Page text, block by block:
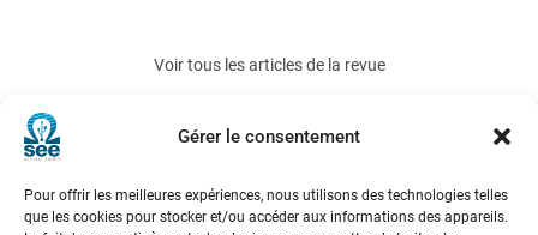
Gérer le consentement
Pour offrir les meilleures expériences, nous utilisons des technologies telles
que les cookies pour stocker et/ou accéder aux informations des appareils.
Voir tous les articles de la revue
REE 2019-2